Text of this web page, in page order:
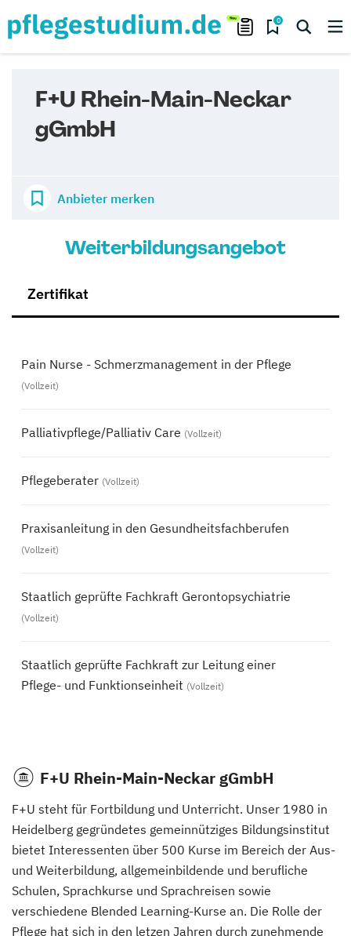
0
F+U Rhein-Main-Neckar
gGmbH
Anbieter merken
Weiterbildungsangebot
Zertifikat
Pain Nurse - Schmerzmanagement in der Pflege
(Vollzeit)
Palliativpflege/Palliativ Care (Vollzeit)
Pflegeberater (Vollzeit)
Praxisanleitung in den Gesundheitsfachberufen
(Vollzeit)
Staatlich geprüfte Fachkraft Gerontopsychiatrie
(Vollzeit)
Staatlich geprüfte Fachkraft zur Leitung einer
Pflege- und Funktionseinheit (Vollzeit)
F+U Rhein-Main-Neckar gGmbH
F+U steht für Fortbildung und Unterricht. Unser 1980 in
Heidelberg gegründetes gemeinnütziges Bildungsinstitut
bietet Interessenten über 500 Kurse im Bereich der Aus-
und Weiterbildung, allgemeinbildende und berufliche
Schulen, Sprachkurse und Sprachreisen sowie
verschiedene Blended Learning-Kurse an. Die Rolle der
Pflege hat sich in den letzen Jahren durch zunehmende